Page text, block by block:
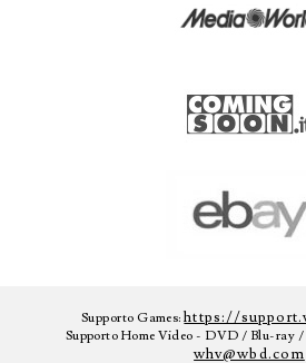
Supporto Games:https://
Supporto Home Video - DVD / Blu-ray
whv@wbd.com